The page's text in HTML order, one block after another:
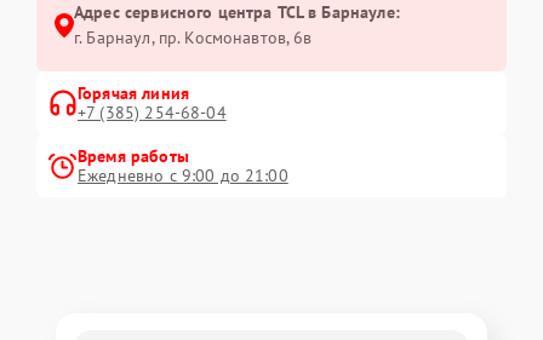
Адрес сервисного центра TCL в Барнауле:
г. Барнаул, ​пр. Космонавтов, 6в
Горячая линия
+7 (385) 254-68-04
Время работы
Ежедневно с 9:00 до 21:00